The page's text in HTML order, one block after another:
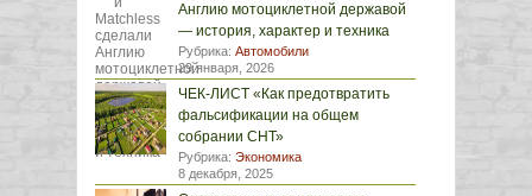
Англию мотоциклетной державой
— история, характер и техника
Рубрика: Автомобили
29 января, 2026
ЧЕК-ЛИСТ «Как предотвратить
фальсификации на общем
собрании СНТ»
Рубрика: Экономика
8 декабря, 2025